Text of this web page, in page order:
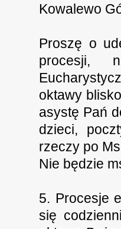
Kowalewo
Proszę o
procesji,
oktawy
asystę Pań
dzieci,
rzeczy po
Nie będzie
5. Procesje
się